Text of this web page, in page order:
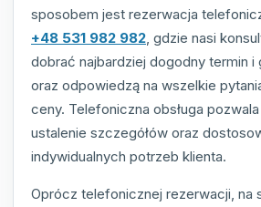
sposobem jest rezerwacja
+48 531 982 982 , gdzie nasi
dobrać najbardziej dogodny termin i
oraz odpowiedzą na wszelkie
ceny. Telefoniczna obsługa
ustalenie szczegółów oraz
indywidualnych potrzeb klienta.
Oprócz telefonicznej rezerwacji, na